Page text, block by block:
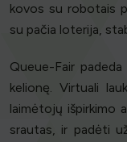
kovos su robotais
su pačia loterija,
Queue-Fair
kelionę. Virtuali
laimėtojų išpirkimo
srautas, ir padėti